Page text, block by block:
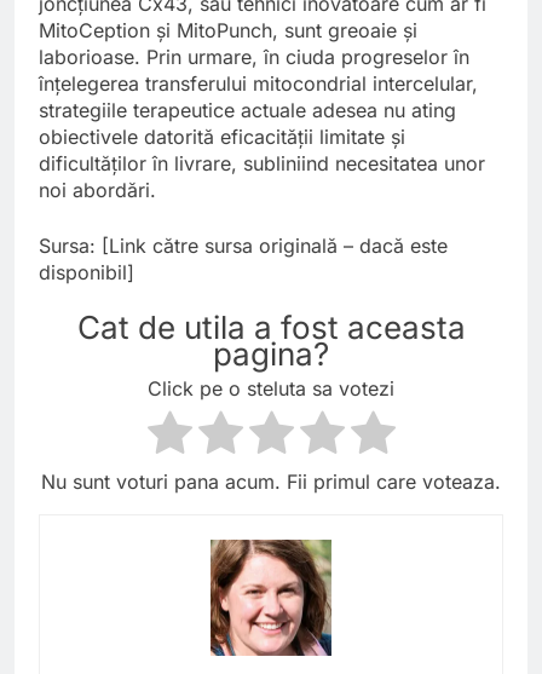
MitoCeption și MitoPunch, sunt greoaie și
laborioase. Prin urmare, în ciuda progreselor în
înțelegerea transferului mitocondrial intercelular,
strategiile terapeutice actuale adesea nu ating
obiectivele datorită eficacității limitate și
dificultăților în livrare, subliniind necesitatea unor
noi abordări.
Sursa: [Link către sursa originală – dacă este
disponibil]
Cat de utila a fost aceasta
pagina?
Click pe o steluta sa votezi
Nu sunt voturi pana acum. Fii primul care voteaza.